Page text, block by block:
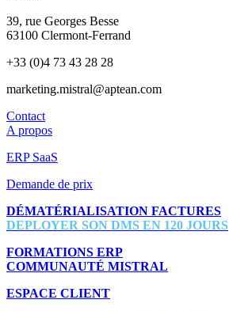
39, rue Georges Besse
63100 Clermont-Ferrand
+33 (0)4 73 43 28 28
marketing.mistral@aptean.com
Contact
A propos
ERP SaaS
Demande de prix
DÉMATÉRIALISATION FACTURES
DEPLOYER SON DMS EN 120 JOURS
FORMATIONS ERP
COMMUNAUTÉ MISTRAL
ESPACE CLIENT